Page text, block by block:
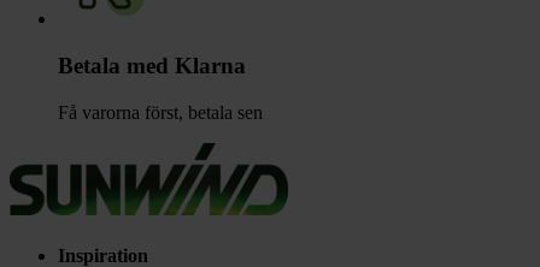
Betala med Klarna
Få varorna först, betala sen
Inspiration